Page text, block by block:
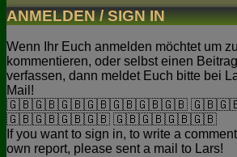
ANMELDEN / SIGN IN
Wenn Ihr Euch anmelden möchtet um zu
kommentieren, oder selbst einen
verfassen, dann meldet Euch bitte bei
Mail!
🇬🇧🇬🇧🇬🇧🇬🇧🇬🇧🇬🇧🇬🇧
🇬🇧🇬🇧🇬🇧🇬🇧 🇬🇧🇬🇧🇬🇧🇬🇧
If you want to sign in, to write a
own report, please sent a mail to Lars!